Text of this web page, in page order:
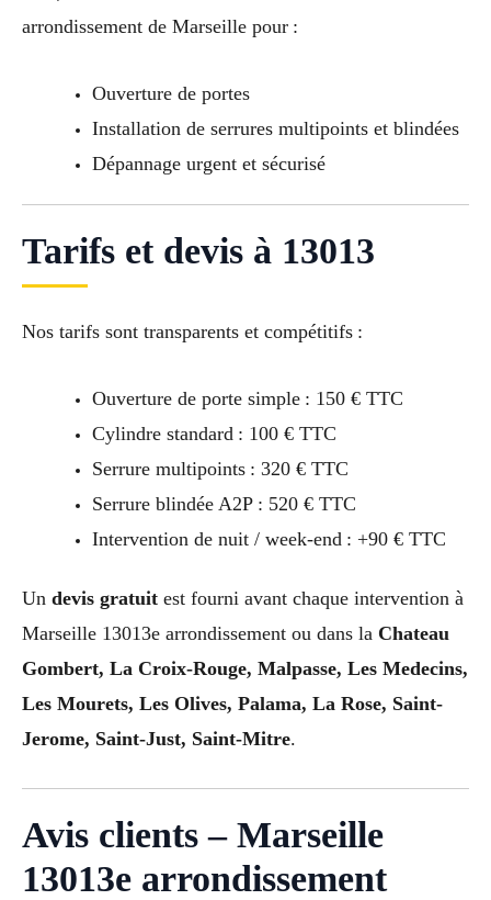
arrondissement de Marseille pour :
Ouverture de portes
Installation de serrures multipoints et blindées
Dépannage urgent et sécurisé
Tarifs et devis à 13013
Nos tarifs sont transparents et compétitifs :
Ouverture de porte simple : 150 € TTC
Cylindre standard : 100 € TTC
Serrure multipoints : 320 € TTC
Serrure blindée A2P : 520 € TTC
Intervention de nuit / week-end : +90 € TTC
Un devis gratuit est fourni avant chaque intervention à
Marseille 13013e arrondissement ou dans la Chateau
Gombert, La Croix-Rouge, Malpasse, Les Medecins,
Les Mourets, Les Olives, Palama, La Rose, Saint-
Jerome, Saint-Just, Saint-Mitre.
Avis clients – Marseille
13013e arrondissement